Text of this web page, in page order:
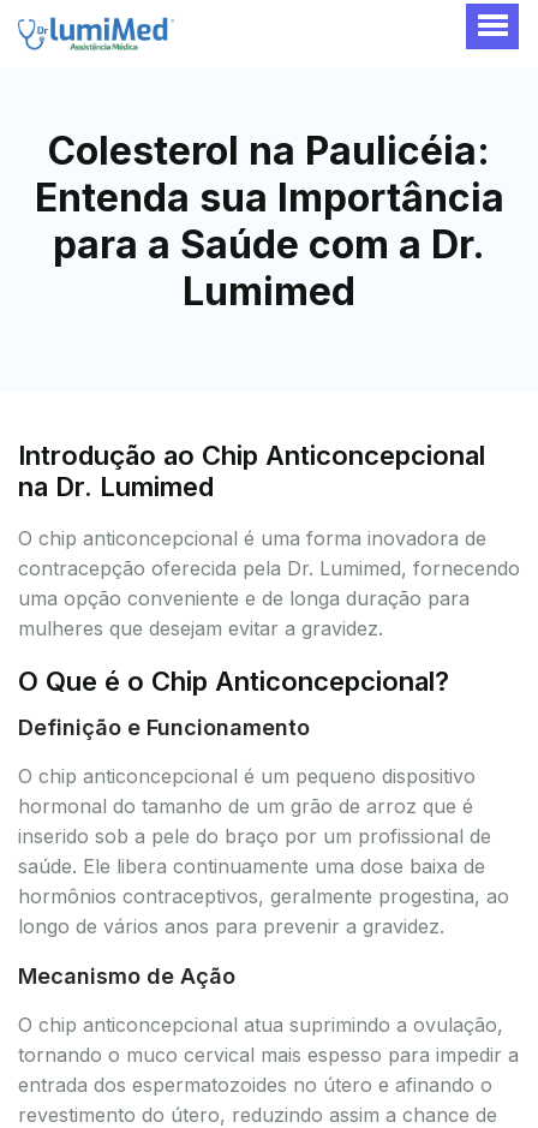
Colesterol na Paulicéia:
Entenda sua Importância
para a Saúde com a Dr.
Lumimed
Introdução ao Chip Anticoncepcional
na Dr. Lumimed
O chip anticoncepcional é uma forma inovadora de
contracepção oferecida pela Dr. Lumimed, fornecendo
uma opção conveniente e de longa duração para
mulheres que desejam evitar a gravidez.
O Que é o Chip Anticoncepcional?
Definição e Funcionamento
O chip anticoncepcional é um pequeno dispositivo
hormonal do tamanho de um grão de arroz que é
inserido sob a pele do braço por um profissional de
saúde. Ele libera continuamente uma dose baixa de
hormônios contraceptivos, geralmente progestina, ao
longo de vários anos para prevenir a gravidez.
Mecanismo de Ação
O chip anticoncepcional atua suprimindo a ovulação,
tornando o muco cervical mais espesso para impedir a
entrada dos espermatozoides no útero e afinando o
revestimento do útero, reduzindo assim a chance de